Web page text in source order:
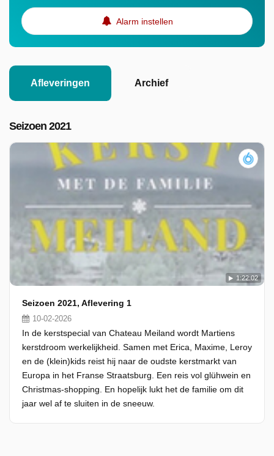
Alarm instellen
Afleveringen Archief
Seizoen 2021
1:22:02
Seizoen 2021, Aflevering 1
10-02-2026
In de kerstspecial van Chateau Meiland wordt Martiens
kerstdroom werkelijkheid. Samen met Erica, Maxime, Leroy
en de (klein)kids reist hij naar de oudste kerstmarkt van
Europa in het Franse Straatsburg. Een reis vol glühwein en
Christmas-shopping. En hopelijk lukt het de familie om dit
jaar wel af te sluiten in de sneeuw.